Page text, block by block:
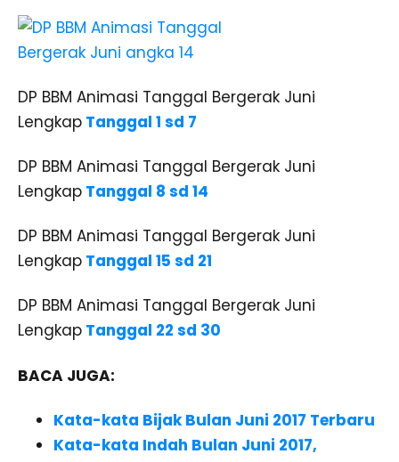
DP BBM Animasi Tanggal Bergerak Juni
Lengkap Tanggal 1 sd 7
DP BBM Animasi Tanggal Bergerak Juni
Lengkap Tanggal 8 sd 14
DP BBM Animasi Tanggal Bergerak Juni
Lengkap Tanggal 15 sd 21
DP BBM Animasi Tanggal Bergerak Juni
Lengkap Tanggal 22 sd 30
BACA JUGA:
Kata-kata Bijak Bulan Juni 2017 Terbaru
Kata-kata Indah Bulan Juni 2017,